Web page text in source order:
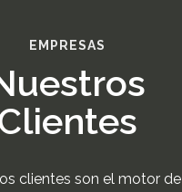
EMPRESAS
clientes son el motor de